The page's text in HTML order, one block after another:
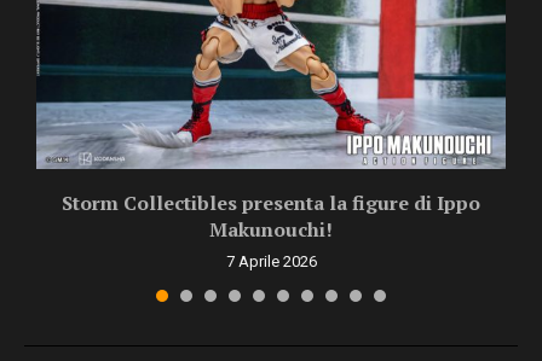
Storm Collectibles presenta la figure di Ippo
Makunouchi!
7 Aprile 2026